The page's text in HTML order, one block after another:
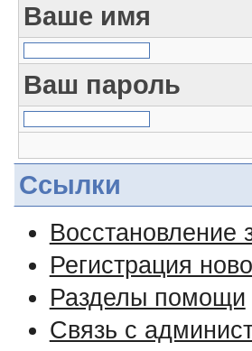
Ваше имя
Ваш пароль
Ссылки
Восстановление
Регистрация
Разделы помощи
Связь с